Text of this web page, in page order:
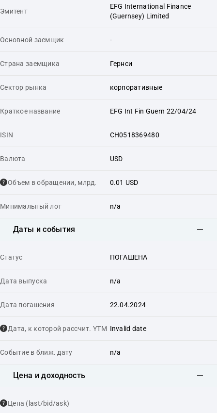
Эмитент
EFG International Finance
(Guernsey) Limited
Основной заемщик -
Страна заемщика Гернси
Сектор рынка корпоративные
Краткое название EFG Int Fin Guern 22/04/24
ISIN CH0518369480
Валюта USD
Объем в обращении, млрд. 0.01 USD
Минимальный лот n/a
Даты и события
Статус ПОГАШЕНА
Дата выпуска n/a
Дата погашения 22.04.2024
Дата, к которой рассчит. YTM Invalid date
Событие в ближ. дату n/a
Цена и доходность
Цена (last/bid/ask)